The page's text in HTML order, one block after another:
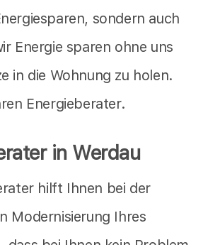
sondern auch
Energie sparen ohne uns
in die Wohnung zu holen.
Energieberater.
in Werdau
hilft Ihnen bei der
Modernisierung Ihres